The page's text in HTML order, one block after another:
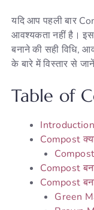
यदि आप पहली बार
आवश्यकता नहीं है।
बनाने की सही विधि,
के बारे में विस्तार से
Table of
Introduction
Compost
Compost
Compost
Green